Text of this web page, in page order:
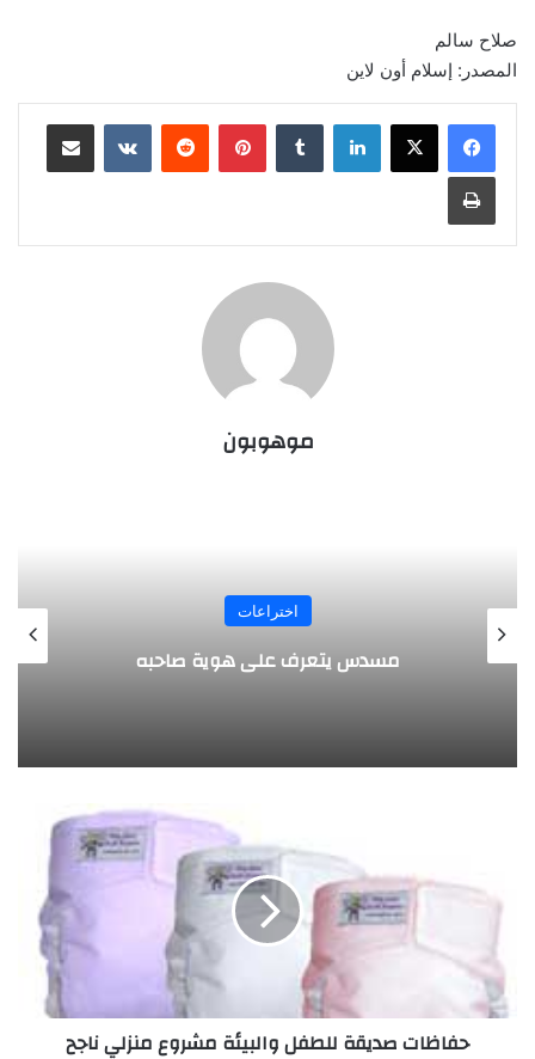
صلاح سالم
المصدر: إسلام أون لاين
لينكدإن بينتيريست
موهوبون
المجلة
طفل مصري يخرج قصاصات الورق من أنفه
وفمه
حفاظات صديقة للطفل والبيئة مشروع منزلي ناجح